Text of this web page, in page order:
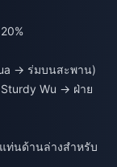
→ ร่มบนสะพาน)
Wu → ฝ่าย
ท่นด้านล่างสำหรับ